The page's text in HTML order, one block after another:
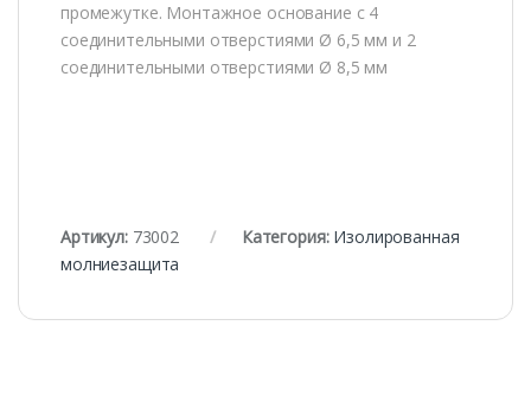
промежутке. Монтажное основание с 4
соединительными отверстиями Ø 6,5 мм и 2
соединительными отверстиями Ø 8,5 мм
Артикул: 73002 Категория: Изолированная
молниезащита